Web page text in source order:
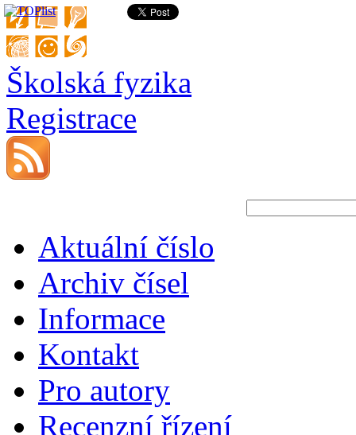
Školská fyzika
Registrace
Aktuální číslo
Archiv čísel
Informace
Kontakt
Pro autory
Recenzní řízení